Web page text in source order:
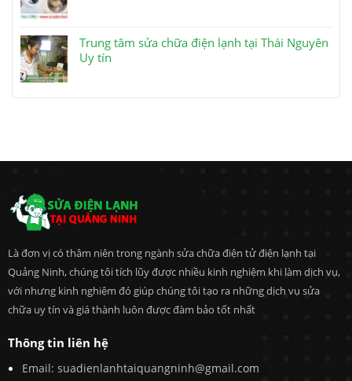
Trung tâm sửa chữa điện lạnh tại Thái Nguyên
Uy tín
Là đơn vị có thâm niên trong ngành sửa chữa điện tử điện lạnh tại
Quảng Ninh, chúng tôi tích lũy được nhiều kinh nghiệm khi làm dịch vụ,
với nhưng kinh nghiệm đó giúp chúng tôi tạo ra những dịch vụ sửa
chữa uy tín và giá thành luôn được đàm bảo tốt nhất
Thông tin liên hệ
Email: suadienlanhtaiquangninh@gmail.com